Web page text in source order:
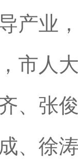
产业
市人
、张
、徐